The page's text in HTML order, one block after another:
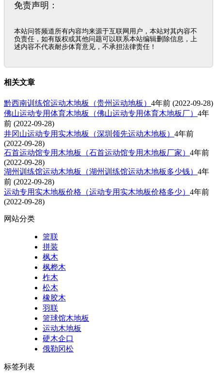
免责声明：
本站问答频道所有内容均来源于互联网用户，本站对其内容不
负责任，如有版权或其他问题可以联系本站编辑删除信息，上
述内容不代表耐步体育意见，不承担法律责任！
相关文章
黔西南训练馆运动木地板（贵州运动地板） 4年前 (2022-09-28)
佛山运动专用体育木地板（佛山运动专用体育木地板厂） 4年
前 (2022-09-28)
井冈山运动专用实木地板（深圳领先运动木地板） 4年前
(2022-09-28)
石首运动馆专用木地板（石首运动馆专用木地板厂家） 4年前
(2022-09-28)
湖州训练馆运动木地板（湖州训练馆运动木地板多少钱） 4年
前 (2022-09-28)
运动专用实木地板价格（运动专用实木地板价格多少） 4年前
(2022-09-28)
网站分类
篮联
拼装
枫木
枫桦木
柞木
松木
橡胶木
羽联
篮球馆木地板
运动木地板
硬木企口
俄勒冈松
标签列表